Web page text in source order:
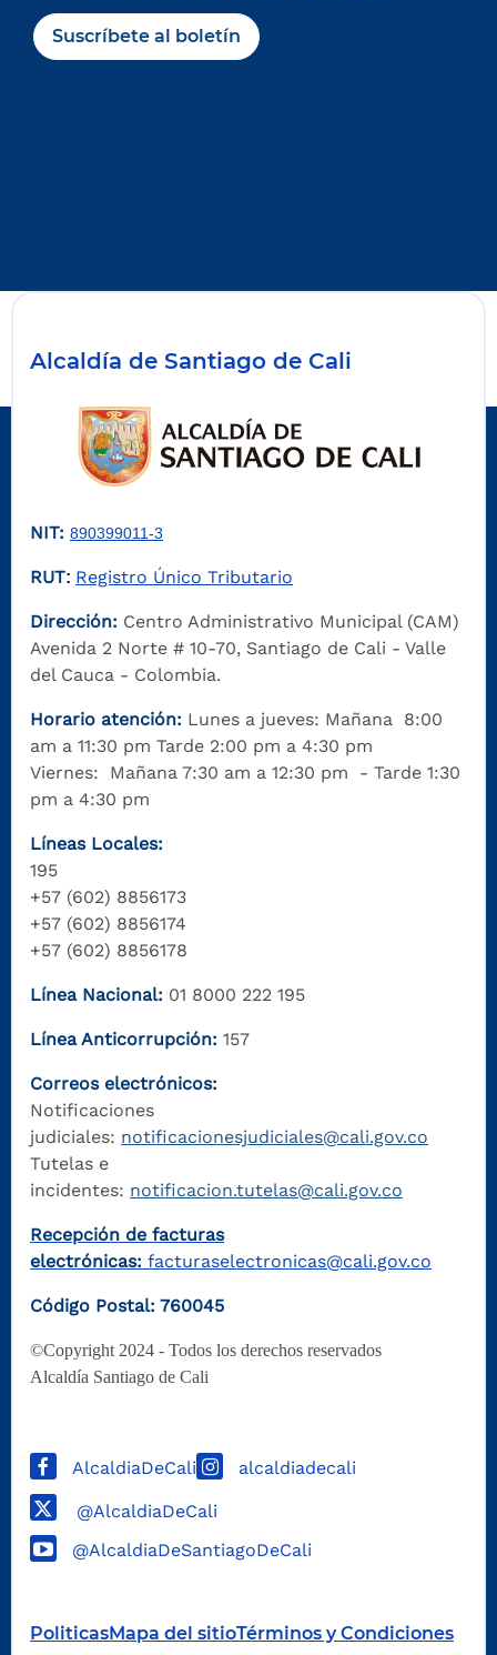
Suscríbete al boletín
Alcaldía de Santiago de Cali
NIT: 890399011-3
RUT: Registro Único Tributario
Dirección: Centro Administrativo Municipal (CAM)
Avenida 2 Norte # 10-70, Santiago de Cali - Valle
del Cauca - Colombia.
Horario atención: Lunes a jueves: Mañana 8:00
am a 11:30 pm Tarde 2:00 pm a 4:30 pm
Viernes: Mañana 7:30 am a 12:30 pm - Tarde 1:30
pm a 4:30 pm
Líneas Locales:
195
+57 (602) 8856173
+57 (602) 8856174
+57 (602) 8856178
Línea Nacional: 01 8000 222 195
Línea Anticorrupción: 157
Correos electrónicos:
Notificaciones
judiciales: notificacionesjudiciales@cali.gov.co
Tutelas e
incidentes: notificacion.tutelas@cali.gov.co
Recepción de facturas
electrónicas: facturaselectronicas@cali.gov.co
Código Postal: 760045
©Copyright 2024 - Todos los derechos reservados
Alcaldía Santiago de Cali
AlcaldiaDeCali alcaldiadecali
@AlcaldiaDeCali
@AlcaldiaDeSantiagoDeCali
PoliticasMapa del sitioTérminos y Condiciones